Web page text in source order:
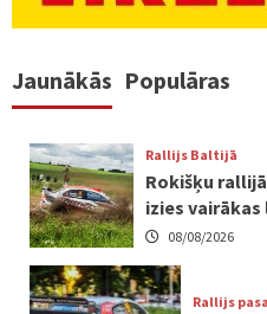
Jaunākās Populāras
Rallijs Baltijā
Rokišķu
izies
08/08/2026
Rallijs